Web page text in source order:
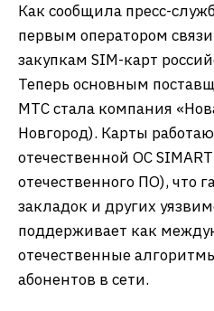
Как сообщила пресс-
первым оператором
закупкам SIM-карт
Теперь основным
МТС стала компания
Новгород). Карты
отечественной ОС
отечественного ПО), что
закладок и других
поддерживает как
отечественные
абонентов в сети.